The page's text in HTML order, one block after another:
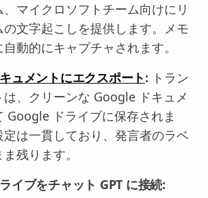
、マイクロソフトチーム向けにリ
の文字起こしを提供します。メモ
動的にキャプチャされます。
ュメントにエクスポート: トラン
は、クリーンな Google ドキュメ
Google ドライブに保存されま
は一貫しており、発言者のラベ
残ります。
イブをチャット GPT に接続: